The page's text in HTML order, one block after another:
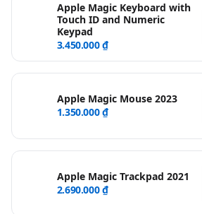
Apple Magic Keyboard with
Touch ID and Numeric
Keypad
3.450.000 ₫
Apple Magic Mouse 2023
1.350.000 ₫
Apple Magic Trackpad 2021
2.690.000 ₫